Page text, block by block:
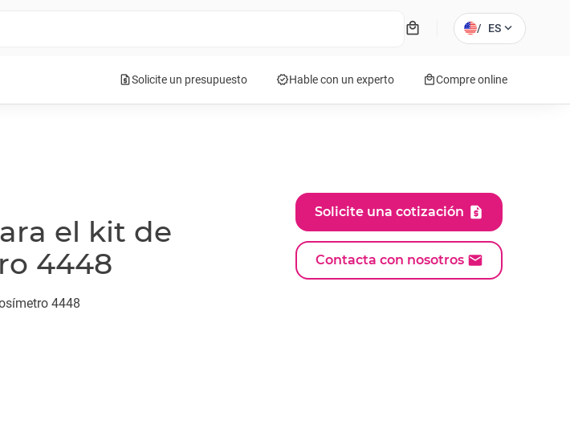
local_mall / ES expand_more
request_quoteSolicite un presupuesto verifiedHable con un experto local_mallCompre online
el kit de
4448
4448
Solicite una cotización
Contacta con nosotros